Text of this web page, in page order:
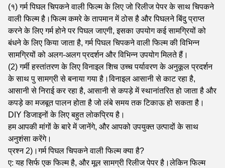
(१) गर्म पिघल चिपकने वाली फिल्म के लिए जो रिलीज पेपर के साथ चिपकने
वाली फिल्म है।फिल्म कमरे के तापमान में ठोस है और पिघलने बिंदु प्राप्त
करने के लिए गर्म होने पर पिघल जाएगी, इसका उपयोग कई सामग्रियों को
बंधने के लिए किया जाता है, गर्म पिघल चिपकने वाली फिल्म की विभिन्न
सामग्रियों को अलग-अलग प्रदर्शन और विभिन्न उपयोग मिलते हैं।
(2) गर्मी हस्तांतरण के लिए विनाइल शिच उच्च पर्यावरण के अनुकूल प्रदर्शन
के साथ पु सामग्री से बनाया गया है।विनाइल आसानी से काट रहा है,
आसानी से निराई कर रहा है, आसानी से कपड़े में स्थानांतरित हो जाता है और
कपड़े का मजबूत पालन होता है जो लंबे समय तक टिकाऊ हो सकता है।
DIY डिजाइनों के लिए बहुत लोकप्रिय है।
हम आपकी मांगों के बारे में जानेंगे, और आपको उपयुक्त उत्पादों के साथ
अनुशंसा करेंगे।
प्रश्न 2)।गर्म पिघल चिपकने वाली फिल्म क्या है?
ए: यह सिर्फ एक फिल्म है, और मूल सामग्री रिलीज पेपर है।लेकिन फिल्म